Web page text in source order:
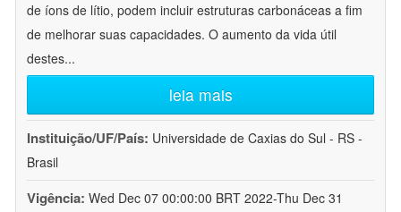
de íons de lítio, podem incluir estruturas carbonáceas a fim
de melhorar suas capacidades. O aumento da vida útil
destes...
leia mais
Instituição/UF/País: Universidade de Caxias do Sul - RS -
Brasil
Vigência: Wed Dec 07 00:00:00 BRT 2022-Thu Dec 31